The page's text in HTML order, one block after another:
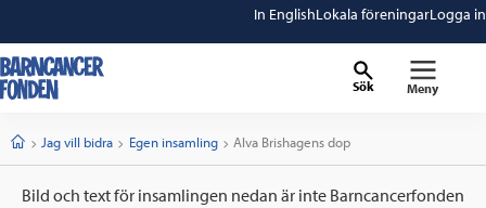
In EnglishLokala föreningarLogga in
Sök Meny
StartJag vill bidra Egen insamling Current:
Alva Brishagens dop
Bild och text för insamlingen nedan är inte Barncancerfonden